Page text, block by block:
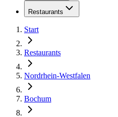
Restaurants
Start
Restaurants
Nordrhein-Westfalen
Bochum